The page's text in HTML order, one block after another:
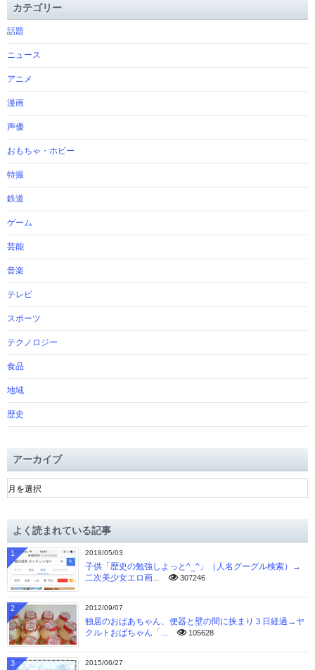
カテゴリー
話題
ニュース
アニメ
漫画
声優
おもちゃ・ホビー
特撮
鉄道
ゲーム
芸能
音楽
テレビ
スポーツ
テクノロジー
食品
地域
歴史
アーカイブ
ア
ー
ブよく読まれている記事
2018/05/03
子供「歴史の勉強しよっと^_^」（人名グーグル検索）→
二次美少女エロ画...
307246
1
2012/09/07
独居のおばあちゃん、便器と壁の間に挟まり３日経過→ヤ
クルトおばちゃん「...
105628
2
2015/06/27
3